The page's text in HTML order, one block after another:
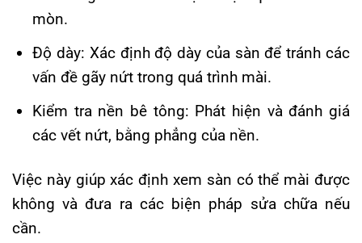
mòn.
Độ dày: Xác định độ dày của sàn để tránh các
vấn đề gãy nứt trong quá trình mài.
Kiểm tra nền bê tông: Phát hiện và đánh giá
các vết nứt, bằng phẳng của nền.
Việc này giúp xác định xem sàn có thể mài được
không và đưa ra các biện pháp sửa chữa nếu
cần.